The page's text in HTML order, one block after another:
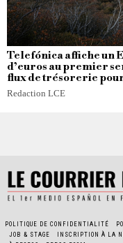
Telefónica affiche un
d’euros au premier
flux de trésorerie
Redaction LCE
POLITIQUE DE CONFIDENTIALITÉ
JOB & STAGE
INSCRIPTION À LA